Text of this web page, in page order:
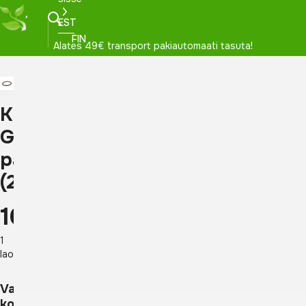
Alates 49€ transport pakiautomaati tasuta!
EST
FIN
Käevõru,
Granaat
pärlid
(2699)
16,20
1
laos
Vali